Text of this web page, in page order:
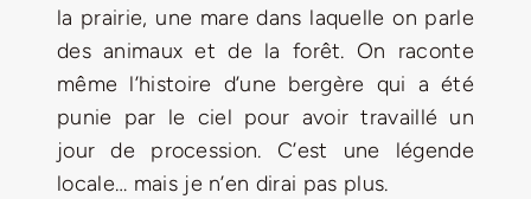
la prairie, une mare dans laquelle on parle
des animaux et de la forêt. On raconte
même l’histoire d’une bergère qui a été
punie par le ciel pour avoir travaillé un
jour de procession. C’est une légende
locale… mais je n’en dirai pas plus.